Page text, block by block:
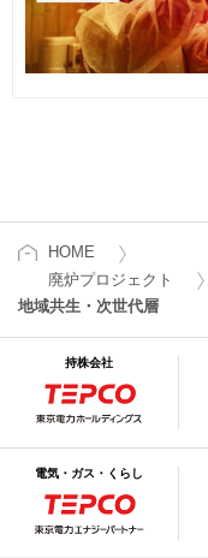
HOME
廃炉プロジェクト
地域共生・次世代層
持株会社
電気・ガス・くらし